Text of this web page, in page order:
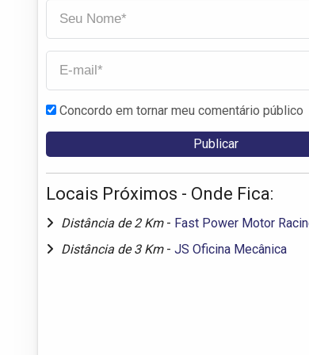
Concordo em tornar meu comentário público
Locais Próximos - Onde Fica:
Distância de 2 Km - Fast Power Motor
Distância de 3 Km - JS Oficina Mecânica